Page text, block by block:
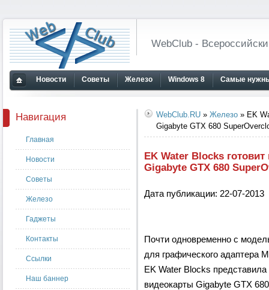
WebClub -
Новости Советы Железо Windows 8 Самые
WebClub.RU » Железо » EK
Gigabyte GTX 680
EK Water Blocks
Gigabyte GTX 680
Дата публикации: 22-07-2013
Почти одновременно с
для графического адаптера
EK Water Blocks
видеокарты Gigabyte GTX
Навигация
Главная
Новости
Советы
Железо
Гаджеты
Контакты
Ссылки
Наш баннер